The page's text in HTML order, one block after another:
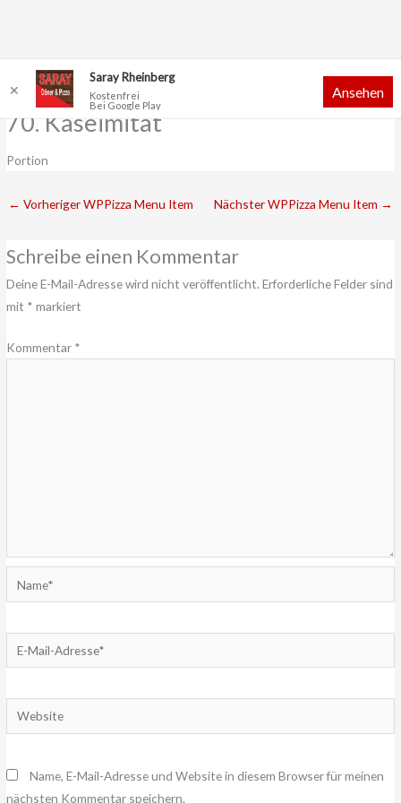
Inhalt
70. Käseimitat
Portion
← Vorheriger WPPizza Menu Item Nächster WPPizza Menu Item →
Schreibe einen Kommentar
Deine E-Mail-Adresse wird nicht veröffentlicht. Erforderliche Felder sind
mit * markiert
Kommentar *
Mail-
Website
Name, E-Mail-Adresse und Website in diesem Browser für meinen
nächsten Kommentar speichern.
✕
Saray Rheinberg
Kostenfrei
Bei Google Play
Ansehen